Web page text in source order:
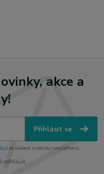
akce a
Přihlásit se
za účelem rozesílky newsletteru.
odhlásit.